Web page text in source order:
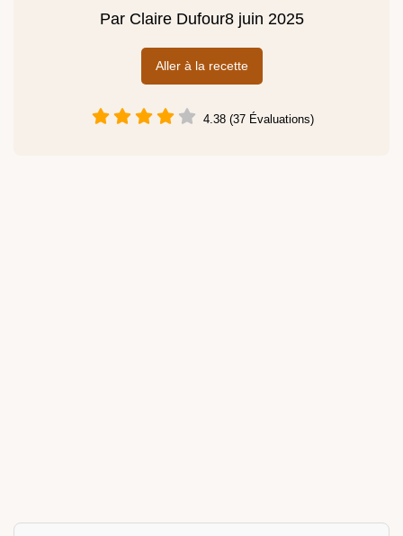
Par Claire Dufour8 juin 2025
Aller à la recette
4.38 (37 Évaluations)